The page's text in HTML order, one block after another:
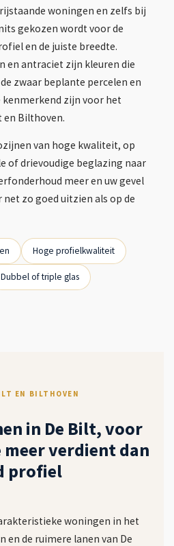
woningen en zelfs bij
gekozen wordt voor de
en de juiste breedte.
en antraciet zijn kleuren die
zwaar beplante percelen en
kenmerkend zijn voor het
en Bilthoven.
van hoge kwaliteit, op
of drievoudige beglazing naar
meer en uw gevel
zo goed uitzien als op de
Hoge profielkwaliteit
Dubbel of triple glas
EN BILTHOVEN
in De Bilt, voor
verdient dan
profiel
woningen in het
en de ruimere lanen van De